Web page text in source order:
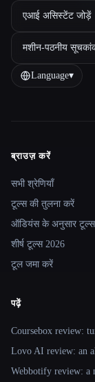
एआई असिस्टेंट जोड़ें
मशीन-पठनीय
Language▾
Site
ब्राउज़ करें
सभी श्रेणियाँ
टूल्स की तुलना करें
ऑडियंस के अनुसार टूल्स
शीर्ष टूल्स 2026
टूल जमा करें
पढ़ें
Coursebox review:
Lovo AI review: an
Webbotify review: a